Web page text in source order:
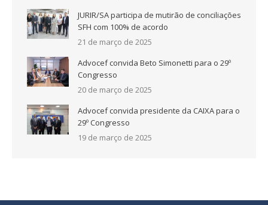
JURIR/SA participa de mutirão de conciliações
SFH com 100% de acordo
21 de março de 2025
Advocef convida Beto Simonetti para o 29º
Congresso
20 de março de 2025
Advocef convida presidente da CAIXA para o
29º Congresso
19 de março de 2025